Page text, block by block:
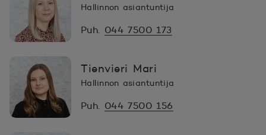
Hallinnon asiantuntija
Puh. 044 7500 173
Tienvieri Mari
Hallinnon asiantuntija
Puh. 044 7500 156